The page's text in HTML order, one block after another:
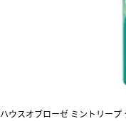
ハウスオブローゼ ミントリープ